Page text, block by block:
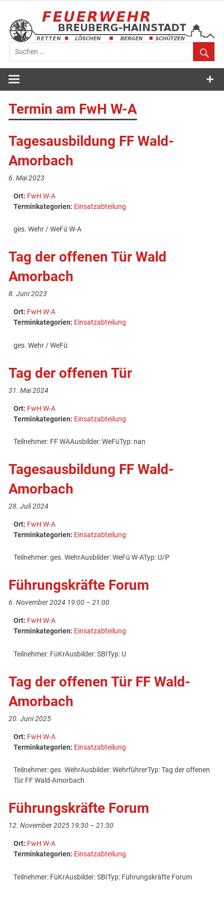
springen
Feuerwehr
Breuberg-
Hainstadt
Termin am FwH W-A
Tagesausbildung FF Wald-
Amorbach
6. Mai 2023
Ort: FwH W-A
Terminkategorien: Einsatzabteilung
ges. Wehr / WeFü W-A
Tag der offenen Tür Wald
Amorbach
8. Juni 2023
Ort: FwH W-A
Terminkategorien: Einsatzabteilung
ges. Wehr / WeFü
Tag der offenen Tür
31. Mai 2024
Ort: FwH W-A
Terminkategorien: Einsatzabteilung
Teilnehmer: FF WAAusbilder: WeFüTyp: nan
Tagesausbildung FF Wald-
Amorbach
28. Juli 2024
Ort: FwH W-A
Terminkategorien: Einsatzabteilung
Teilnehmer: ges. WehrAusbilder: WeFü W-ATyp: U/P
Führungskräfte Forum
6. November 2024 19:00 –21:00
Ort: FwH W-A
Terminkategorien: Einsatzabteilung
Teilnehmer: FüKrAusbilder: SBITyp: U
Tag der offenen Tür FF Wald-
Amorbach
20. Juni 2025
Ort: FwH W-A
Terminkategorien: Einsatzabteilung
Teilnehmer: ges. WehrAusbilder: WehrführerTyp: Tag der offenen
Tür FF Wald-Amorbach
Führungskräfte Forum
12. November 2025 19:30 –21:30
Ort: FwH W-A
Terminkategorien: Einsatzabteilung
Teilnehmer: FüKrAusbilder: SBITyp: Führungskräfte Forum